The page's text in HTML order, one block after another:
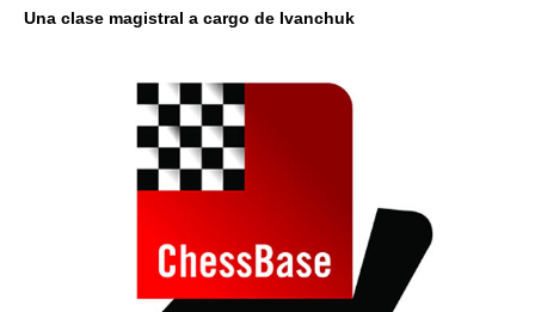
Una clase magistral a cargo de Ivanchuk